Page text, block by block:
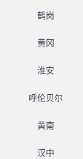
鹤岗
黄冈
淮安
呼伦贝尔
黄南
汉中